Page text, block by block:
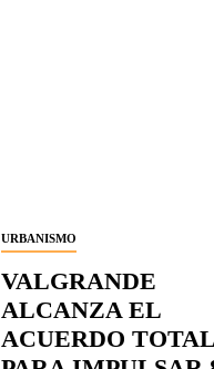
URBANISMO
VALGRANDE
ALCANZA EL
ACUERDO TOTAL